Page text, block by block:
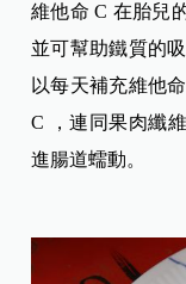
維他命 C 在胎兒
並可幫助鐵質的
以每天補充維他
C ，連同果肉纖
進腸道蠕動。